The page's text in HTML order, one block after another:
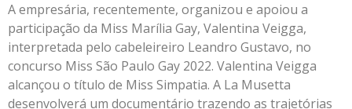
A empresária, recentemente, organizou e apoiou a
participação da Miss Marília Gay, Valentina Veigga,
interpretada pelo cabeleireiro Leandro Gustavo, no
concurso Miss São Paulo Gay 2022. Valentina Veigga
alcançou o título de Miss Simpatia. A La Musetta
desenvolverá um documentário trazendo as trajetórias